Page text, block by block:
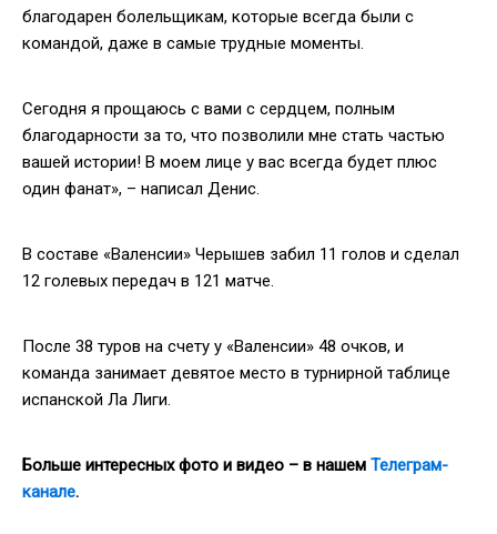
благодарен болельщикам, которые всегда были с
командой, даже в самые трудные моменты.
Сегодня я прощаюсь с вами с сердцем, полным
благодарности за то, что позволили мне стать частью
вашей истории! В моем лице у вас всегда будет плюс
один фанат», – написал Денис.
В составе «Валенсии» Черышев забил 11 голов и сделал
12 голевых передач в 121 матче.
После 38 туров на счету у «Валенсии» 48 очков, и
команда занимает девятое место в турнирной таблице
испанской Ла Лиги.
Больше интересных фото и видео – в нашем Телеграм-
канале.